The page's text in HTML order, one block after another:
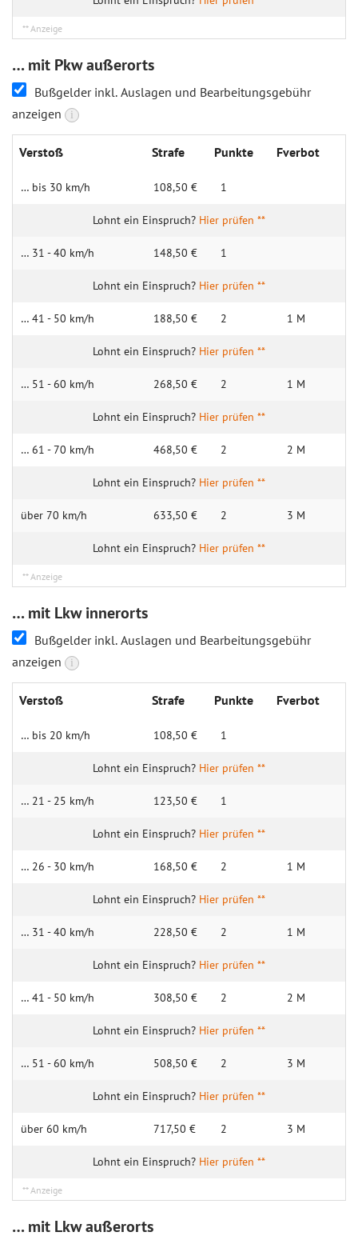
… mit Pkw außerorts
Bußgelder inkl. Auslagen und Bearbeitungsgebühr
anzeigen
i
Verstoß Strafe Punkte Fverbot
… bis 30 km/h 108,50 € 1
Hier prüfen **
… 31 - 40 km/h 148,50 € 1
Hier prüfen **
… 41 - 50 km/h 188,50 € 2 1 M
Hier prüfen **
… 51 - 60 km/h 268,50 € 2 1 M
Hier prüfen **
… 61 - 70 km/h 468,50 € 2 2 M
Hier prüfen **
über 70 km/h 633,50 € 2 3 M
Hier prüfen **
… mit Lkw innerorts
Bußgelder inkl. Auslagen und Bearbeitungsgebühr
anzeigen
i
Verstoß Strafe Punkte Fverbot
… bis 20 km/h 108,50 € 1
Hier prüfen **
… 21 - 25 km/h 123,50 € 1
Hier prüfen **
… 26 - 30 km/h 168,50 € 2 1 M
Hier prüfen **
… 31 - 40 km/h 228,50 € 2 1 M
Hier prüfen **
… 41 - 50 km/h 308,50 € 2 2 M
Hier prüfen **
… 51 - 60 km/h 508,50 € 2 3 M
Hier prüfen **
über 60 km/h 717,50 € 2 3 M
Hier prüfen **
… mit Lkw außerorts